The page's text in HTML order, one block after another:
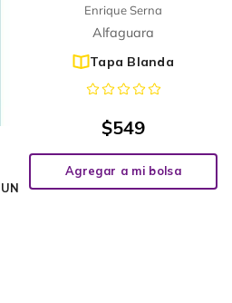
Enrique Serna
Alfaguara
Tapa Blanda
$549
Agregar a mi bolsa